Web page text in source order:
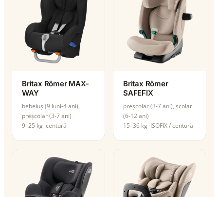
Britax Römer MAX-
WAY
bebeluș (9 luni-4 ani),
preșcolar (3-7 ani)
9–25 kg centură
Britax Römer
SAFEFIX
preșcolar (3-7 ani), școlar
(6-12 ani)
15–36 kg ISOFIX / centură